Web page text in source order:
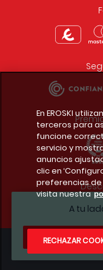
A tu
Condiciones
En EROSKI
terceros para
funcione
servicio y
anuncios
clic en
preferencias de
visita nuestra
RECHAZAR